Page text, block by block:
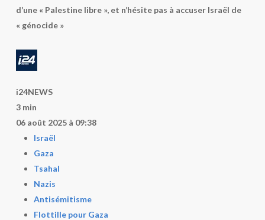
d’une « Palestine libre », et n’hésite pas à accuser Israël de
« génocide »
i24NEWS
3 min
06 août 2025 à 09:38
Israël
Gaza
Tsahal
Nazis
Antisémitisme
Flottille pour Gaza